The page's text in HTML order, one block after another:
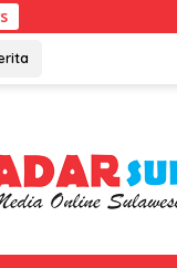
Kadin Sultra